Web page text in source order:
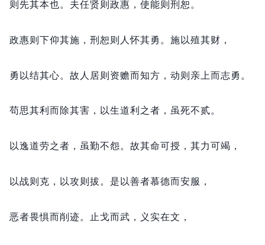
则先其本也。 夫任贤则政惠， 使能则刑恕。
政惠则下仰其施， 刑恕则人怀其勇。 施以殖其财，
勇以结其心。 故人居则资赡而知方， 动则亲上而志勇。
苟思其利而除其害， 以生道利之者， 虽死不贰。
以逸道劳之者， 虽勤不怨。 故其命可授， 其力可竭，
以战则克， 以攻则拔。 是以善者慕德而安服，
恶者畏惧而削迹。 止戈而武， 义实在文，